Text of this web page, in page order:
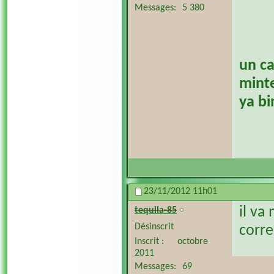
Messages
5 380
un
ya
23/11/2012 11h01
tequila-85
Désinscrit
Inscrit
octobre
2011
Messages
69
il va